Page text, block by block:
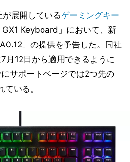
展開しているゲーミングキー
GX1 Keyboard」において、新
」の提供を予告した。同社
月12日から適用できるように
サポートページでは2つ先の
いる。